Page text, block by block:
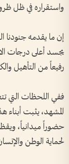
واستقراره في ظل
إن ما يقدمه جنودنا
يجسد أعلى درجات
رفيعاً من التأهيل
ففي اللحظات التي
المشهد، يثبت أبناء
حضوراً ميدانياً،
لحماية الوطن